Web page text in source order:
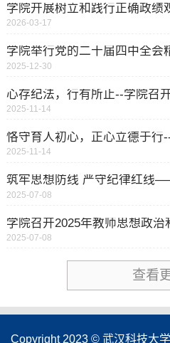
2026-03-17
学院举行党的二十届四中全会
2025-12-30
心存纪法，行有所止--学院召
2025-11-14
2025-11-14
2025-07-08
学院召开2025年教师思想政
2025-07-08
查看
Copyright 2023 © 武汉科技大